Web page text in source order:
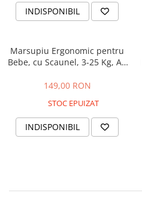
INDISPONIBIL
Marsupiu Ergonomic pentru
Bebe, cu Scaunel, 3-25 Kg, All
Bumbac,10 Pozitii, roz
149,00 RON
STOC EPUIZAT
INDISPONIBIL